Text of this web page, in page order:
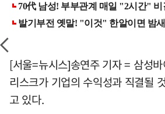
[서울=뉴시스]송연주 기자 = 삼성
리스크가 기업의 수익성과 직결될
고 있다.